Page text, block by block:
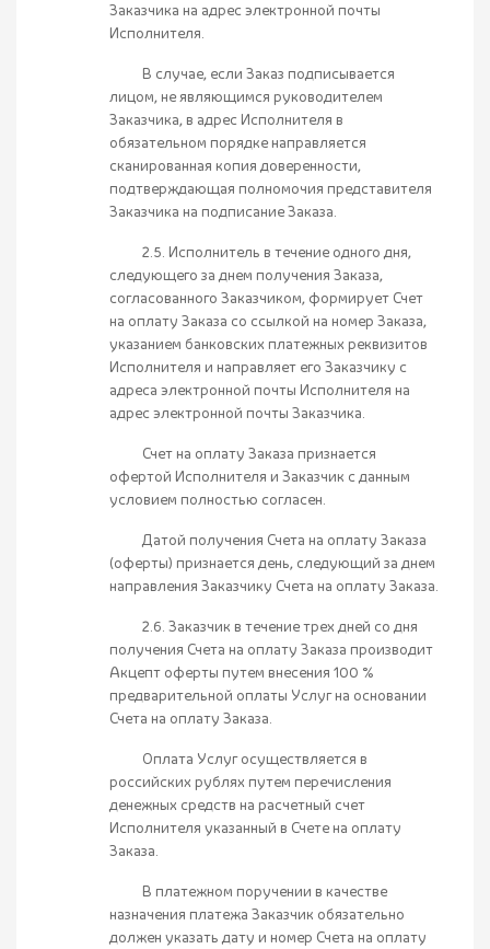
Заказчика на адрес электронной почты
Исполнителя.
В случае, если Заказ подписывается
лицом, не являющимся руководителем
Заказчика, в адрес Исполнителя в
обязательном порядке направляется
сканированная копия доверенности,
подтверждающая полномочия представителя
Заказчика на подписание Заказа.
2.5. Исполнитель в течение одного дня,
следующего за днем получения Заказа,
согласованного Заказчиком, формирует Счет
на оплату Заказа со ссылкой на номер Заказа,
указанием банковских платежных реквизитов
Исполнителя и направляет его Заказчику с
адреса электронной почты Исполнителя на
адрес электронной почты Заказчика.
Счет на оплату Заказа признается
офертой Исполнителя и Заказчик с данным
условием полностью согласен.
Датой получения Счета на оплату Заказа
(оферты) признается день, следующий за днем
направления Заказчику Счета на оплату Заказа.
2.6. Заказчик в течение трех дней со дня
получения Счета на оплату Заказа производит
Акцепт оферты путем внесения 100 %
предварительной оплаты Услуг на основании
Счета на оплату Заказа.
Оплата Услуг осуществляется в
российских рублях путем перечисления
денежных средств на расчетный счет
Исполнителя указанный в Счете на оплату
Заказа.
В платежном поручении в качестве
назначения платежа Заказчик обязательно
должен указать дату и номер Счета на оплату